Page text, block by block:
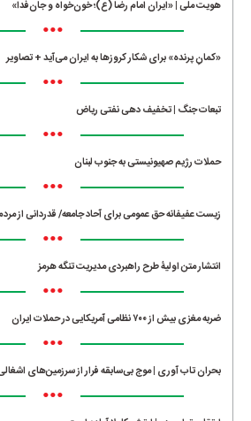
هویت ملی | «ایران امام رضا (ع)؛ خون‌خواه و جان‌فدا»
•••
«کمانِ پرنده» برای شکار کروزها به ایران می‌آید + تصاویر
•••
تبعات جنگ | تخفیف دهی نفتی ریاض
•••
حملات رژیم صهیونیستی به جنوب لبنان
•••
زیست عفیفانه حق عمومی برای آحاد جامعه/ قدردانی از
•••
انتشار متن اولیۀ طرح راهبردی مدیریت تنگه هرمز
•••
ضربه مغزی بیش از ۷۰۰ نظامی آمریکایی در حملات ایران
•••
بحران تاب آوری | موج بی‌سابقه فرار از سرزمین‌های
•••